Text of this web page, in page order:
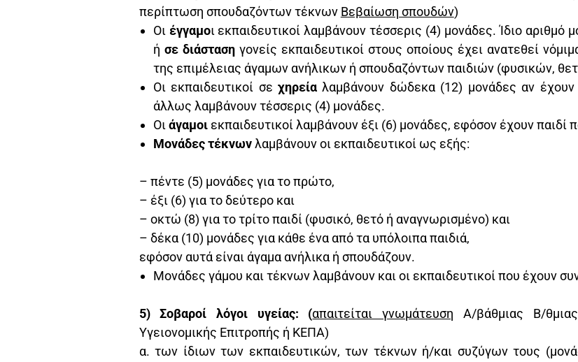
περίπτωση σπουδαζόντων τέκνων Βεβαίωση σπουδών)
Οι έγγαμοι εκπαιδευτικοί λαμβάνουν τέσσερις (4) μονάδες. Ίδιο αριθμό
ή σε διάστασηγονείς εκπαιδευτικοί στους οποίους έχει ανατεθεί
της επιμέλειας άγαμων ανήλικων ή σπουδαζόντων παιδιών (φυσικών,
Οι εκπαιδευτικοί σεχηρείαλαμβάνουν δώδεκα (12) μονάδες αν έχουν
άλλως λαμβάνουν τέσσερις (4) μονάδες.
Οιάγαμοιεκπαιδευτικοί λαμβάνουν έξι (6) μονάδες, εφόσον έχουν παιδί
Μονάδες τέκνωνλαμβάνουν οι εκπαιδευτικοί ως εξής:
– πέντε (5) μονάδες για το πρώτο,
– έξι (6) για το δεύτερο και
– οκτώ (8) για το τρίτο παιδί (φυσικό, θετό ή αναγνωρισμένο) και
– δέκα (10) μονάδες για κάθε ένα από τα υπόλοιπα παιδιά,
εφόσον αυτά είναι άγαμα ανήλικα ή σπουδάζουν.
Μονάδες γάμου και τέκνων λαμβάνουν και οι εκπαιδευτικοί που έχουν
5) Σοβαροί λόγοι υγείας: (απαιτείται γνωμάτευση Α/βάθμιας Β/
Υγειονομικής Επιτροπής ή ΚΕΠΑ)
α. των ίδιων των εκπαιδευτικών, των τέκνων ή/και συζύγων τους